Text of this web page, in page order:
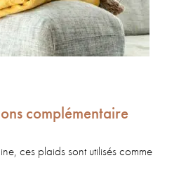
complémentaire
ces plaids sont utilisés comme